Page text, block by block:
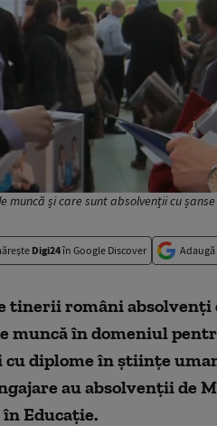
muncă și care sunt absolvenții cu
Digi24în Google Discover Adaugă
tinerii români absolvenți
muncă în domeniul
diplome în științe
au absolvenții de
Educație.